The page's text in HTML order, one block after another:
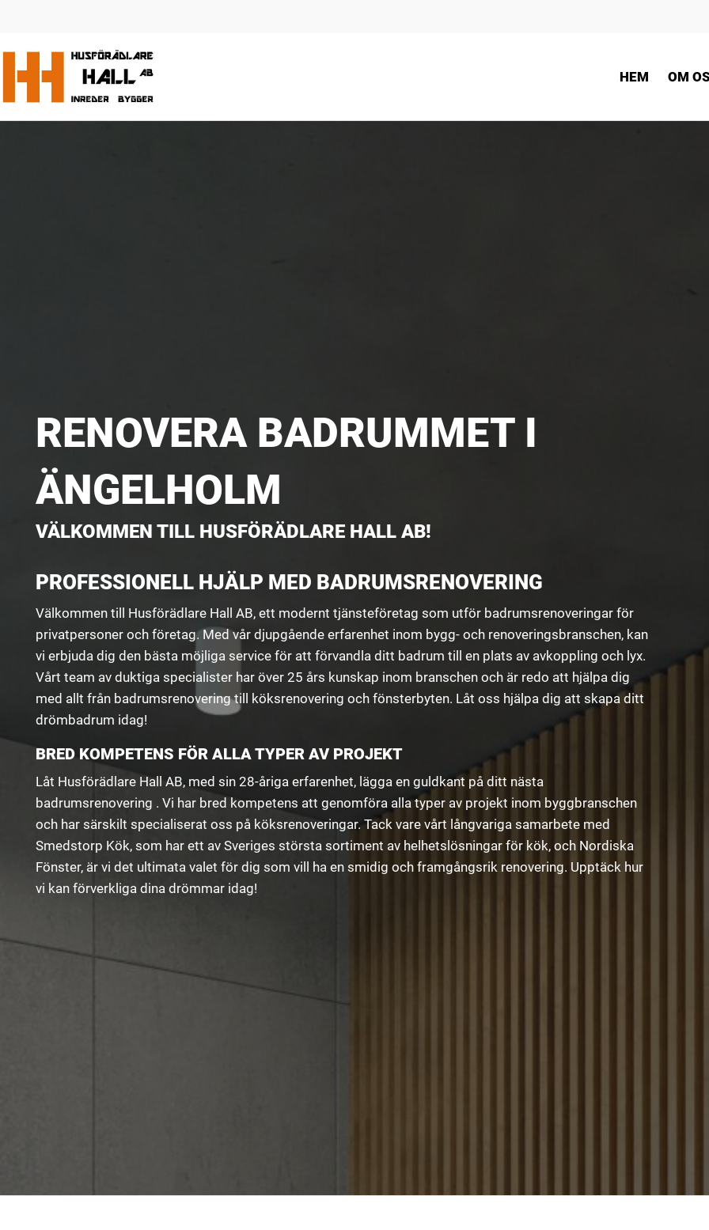
HEM OM
RENOVERA BADRUMMET I
ÄNGELHOLM
VÄLKOMMEN TILL HUSFÖRÄDLARE HALL AB!
PROFESSIONELL HJÄLP MED BADRUMSRENOVERING
Välkommen till Husförädlare Hall AB, ett modernt tjänsteföretag som utför badrumsrenoveringar för
privatpersoner och företag. Med vår djupgående erfarenhet inom bygg- och renoveringsbranschen, kan
vi erbjuda dig den bästa möjliga service för att förvandla ditt badrum till en plats av avkoppling och lyx.
Vårt team av duktiga specialister har över 25 års kunskap inom branschen och är redo att hjälpa dig
med allt från badrumsrenovering till köksrenovering och fönsterbyten. Låt oss hjälpa dig att skapa ditt
drömbadrum idag!
BRED KOMPETENS FÖR ALLA TYPER AV PROJEKT
Låt Husförädlare Hall AB, med sin 28-åriga erfarenhet, lägga en guldkant på ditt nästa
badrumsrenovering . Vi har bred kompetens att genomföra alla typer av projekt inom byggbranschen
och har särskilt specialiserat oss på köksrenoveringar. Tack vare vårt långvariga samarbete med
Smedstorp Kök, som har ett av Sveriges största sortiment av helhetslösningar för kök, och Nordiska
Fönster, är vi det ultimata valet för dig som vill ha en smidig och framgångsrik renovering. Upptäck hur
vi kan förverkliga dina drömmar idag!